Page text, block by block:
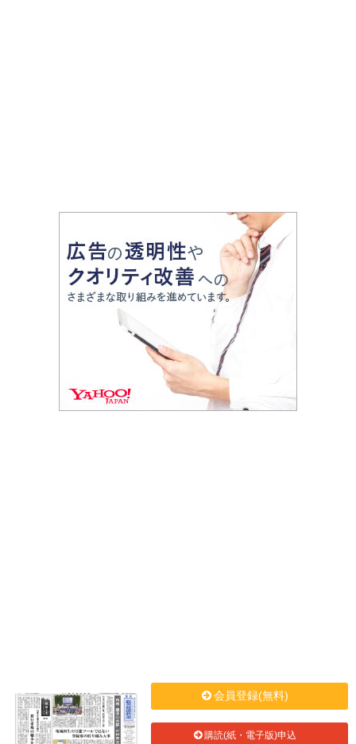
会員登録(無料)
購読(紙・電子版)申込